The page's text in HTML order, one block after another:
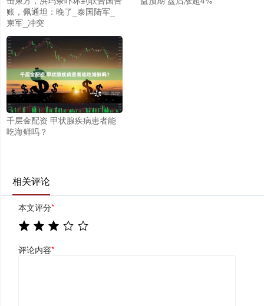
账，佩通坦：晚了_泰国陆军_
柬军_冲突
千层金配资 甲状腺疾病患者能
吃海鲜吗？
相关评论
本文评分*
评论内容*